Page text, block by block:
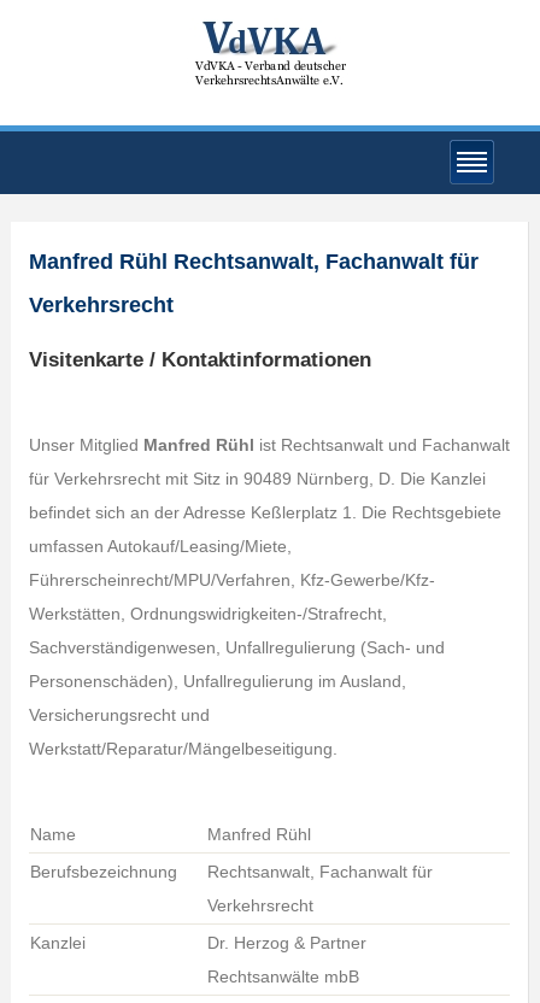
Manfred Rühl Rechtsanwalt, Fachanwalt für
Verkehrsrecht
Visitenkarte / Kontaktinformationen
Unser Mitglied Manfred Rühl ist Rechtsanwalt und Fachanwalt
für Verkehrsrecht mit Sitz in 90489 Nürnberg, D. Die Kanzlei
befindet sich an der Adresse Keßlerplatz 1. Die Rechtsgebiete
umfassen Autokauf/Leasing/Miete,
Führerscheinrecht/MPU/Verfahren, Kfz-Gewerbe/Kfz-
Werkstätten, Ordnungswidrigkeiten-/Strafrecht,
Sachverständigenwesen, Unfallregulierung (Sach- und
Personenschäden), Unfallregulierung im Ausland,
Versicherungsrecht und
Werkstatt/Reparatur/Mängelbeseitigung.
Name
Manfred Rühl
Berufsbezeichnung
Rechtsanwalt, Fachanwalt für
Verkehrsrecht
Kanzlei
Dr. Herzog & Partner
Rechtsanwälte mbB